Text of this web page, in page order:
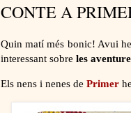
CONTE A
Quin matí més bonic! Avui
interessant sobre les
Els nens i nenes de Primer